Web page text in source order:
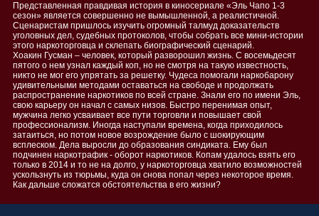
Представленная правдивая история в киносериале «Эль Чапо 1-3
сезон» является совершенно не вымышленной, а реалистичной.
Сценаристам пришлось изучить огромный талмуд доказательств
уголовных дел, судебных протоколов, чтобы собрать все мини-истории
этого наркоторговца и склепать биографический сценарий.
Хоакин Гусман – человек, который разворошил жизнь. С восемьдесят
пятого о нем узнал каждый коп, но не смотря на такую известность,
никто не мог его упрятать за решетку. Чудеса помогали наркобарону
удивительными методами оставаться на свободе и продолжать
распространение наркотиков по всей стране. Знали его по имени Эль,
свою карьеру он начал с самых низов. Быстро перенимая опыт,
мужчина легко усваивает все пути торговли и повышает свой
профессионализм. Иногда наступали времена, когда приходилось
затаиться, но потом новое возрождение было с шокирующим
всплеском. Дела выросли до образования синдиката. Ему был
подчинен наркотрафик - оборот наркотиков. Копам удалось взять его
только в 2014 и то не на долго, у наркоторговца хватило возможностей
ускользнуть из тюрьмы, куда он снова попал через некоторое время.
Как дальше сложатся обстоятельства в его жизни?